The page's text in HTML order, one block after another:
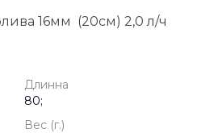
16мм (20см) 2,0 л/ч
Длинна
80;
Вес (г.)